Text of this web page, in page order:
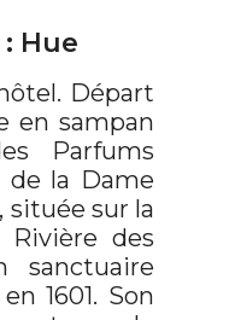
Hue
Départ
en sampan
Parfums
de la Dame
située sur la
des
sanctuaire
1601. Son